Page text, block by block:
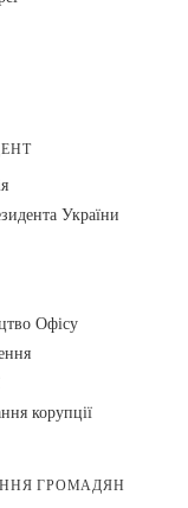
України
Офісу
корупції
ГРОМАДЯН